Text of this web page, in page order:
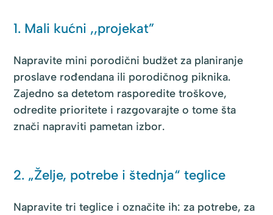
1. Mali kućni ,,projekat”
Napravite mini porodični budžet za planiranje
proslave rođendana ili porodičnog piknika.
Zajedno sa detetom rasporedite troškove,
odredite prioritete i razgovarajte o tome šta
znači napraviti pametan izbor.
2. „Želje, potrebe i štednja“ teglice
Napravite tri teglice i označite ih: za potrebe, za